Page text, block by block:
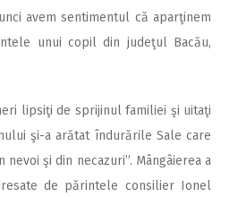
avem sentimentul că aparţinem
unui copil din judeţul Bacău,
lipsiţi de sprijinul familiei şi uitaţi
şi-a arătat îndurările Sale care
şi din necazuri”. Mângâierea a
de părintele consilier Ionel